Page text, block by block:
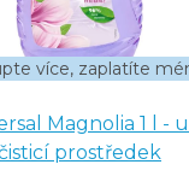
více, zaplatíte
Magnolia 1 l -
prostředek